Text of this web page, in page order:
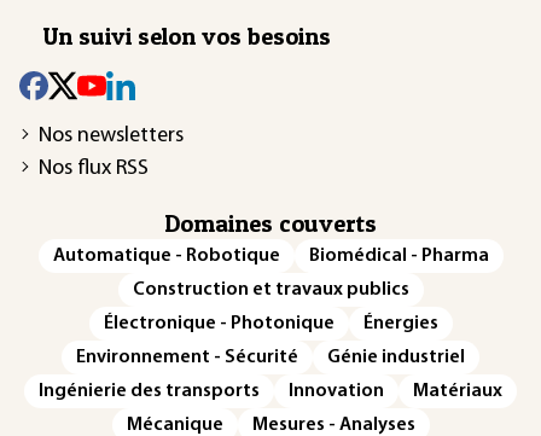
Un suivi selon vos besoins
Nos newsletters
Nos flux RSS
Domaines couverts
Automatique - Robotique
Biomédical - Pharma
Construction et travaux publics
Électronique - Photonique
Énergies
Environnement - Sécurité
Génie industriel
Ingénierie des transports
Innovation
Matériaux
Mécanique
Mesures - Analyses